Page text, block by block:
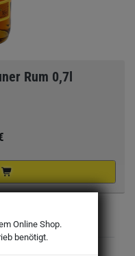
Rum 0,7l
Online Shop.
benötigt.